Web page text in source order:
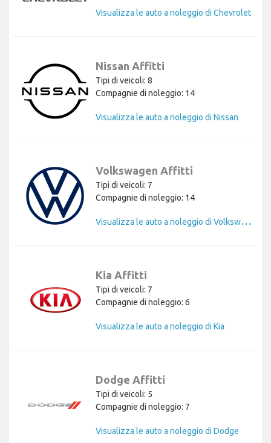
Visualizza le auto a noleggio di Chevrolet
Nissan Affitti
Tipi di veicoli: 8
Compagnie di noleggio: 14
Visualizza le auto a noleggio di Nissan
Volkswagen Affitti
Tipi di veicoli: 7
Compagnie di noleggio: 14
V
isualizza le auto a noleggio di Volkswagen
Kia Affitti
Tipi di veicoli: 7
Compagnie di noleggio: 6
Visualizza le auto a noleggio di Kia
Dodge Affitti
Tipi di veicoli: 5
Compagnie di noleggio: 7
Visualizza le auto a noleggio di Dodge